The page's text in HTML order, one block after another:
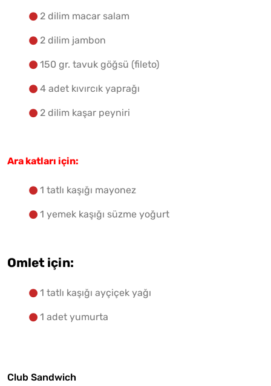
2 dilim macar salam
2 dilim jambon
150 gr. tavuk göğsü (fileto)
4 adet kıvırcık yaprağı
2 dilim kaşar peyniri
Ara katları için:
1 tatlı kaşığı mayonez
1 yemek kaşığı süzme yoğurt
Omlet için:
1 tatlı kaşığı ayçiçek yağı
1 adet yumurta
Club Sandwich